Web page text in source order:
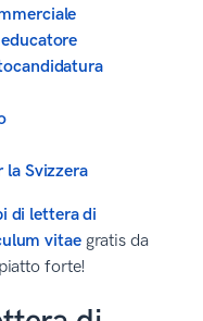
la Svizzera
di lettera di
vitaegratis da
forte!